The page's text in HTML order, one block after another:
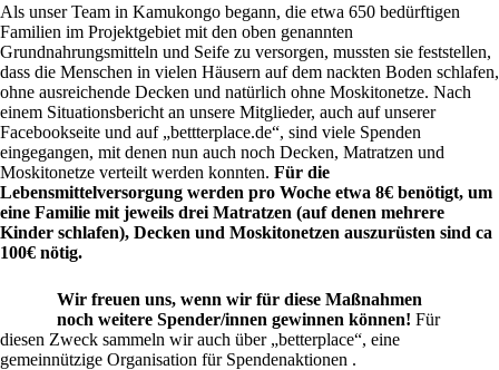
Als unser Team in Kamukongo begann, die etwa 650 bedürftigen
Familien im Projektgebiet mit den oben genannten
Grundnahrungsmitteln und Seife zu versorgen, mussten sie feststellen,
dass die Menschen in vielen Häusern auf dem nackten Boden schlafen,
ohne ausreichende Decken und natürlich ohne Moskitonetze. Nach
einem Situationsbericht an unsere Mitglieder, auch auf unserer
Facebookseite und auf „bettterplace.de“, sind viele Spenden
eingegangen, mit denen nun auch noch Decken, Matratzen und
Moskitonetze verteilt werden konnten. Für die
Lebensmittelversorgung werden pro Woche etwa 8€ benötigt, um
eine Familie mit jeweils drei Matratzen (auf denen mehrere
Kinder schlafen), Decken und Moskitonetzen auszurüsten sind ca
100€ nötig.
Wir freuen uns, wenn wir für diese Maßnahmen
noch weitere Spender/innen gewinnen können! Für
diesen Zweck sammeln wir auch über „betterplace“, eine
gemeinnützige Organisation für Spendenaktionen .